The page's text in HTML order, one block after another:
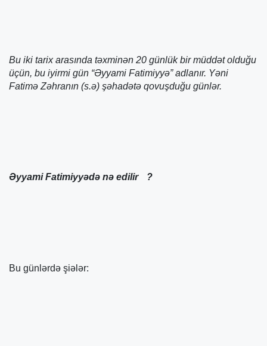
Bu iki tarix arasında təxminən 20 günlük bir müddət olduğu
üçün, bu iyirmi gün “Əyyami Fatimiyyə” adlanır. Yəni
Fatimə Zəhranın (s.ə) şəhadətə qovuşduğu günlər.
Əyyami Fatimiyyədə nə edilir ?
Bu günlərdə şiələr: